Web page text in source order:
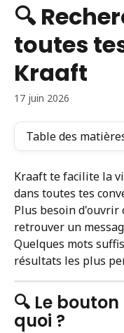
🔍
toutes
Kraaft
17 juin 2026
Table des
Kraaft te facilite la
dans toutes tes
Plus besoin
retrouver un
Quelques mots
résultats les plus
🔍 Le
quoi ?